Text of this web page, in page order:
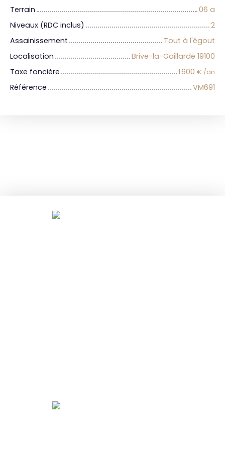
Terrain
06 a
Niveaux (RDC inclus)
2
Assainissement
Tout à l'égout
Localisation
Brive-la-Gaillarde 19100
Taxe foncière
1 600 € /an
Référence VM691